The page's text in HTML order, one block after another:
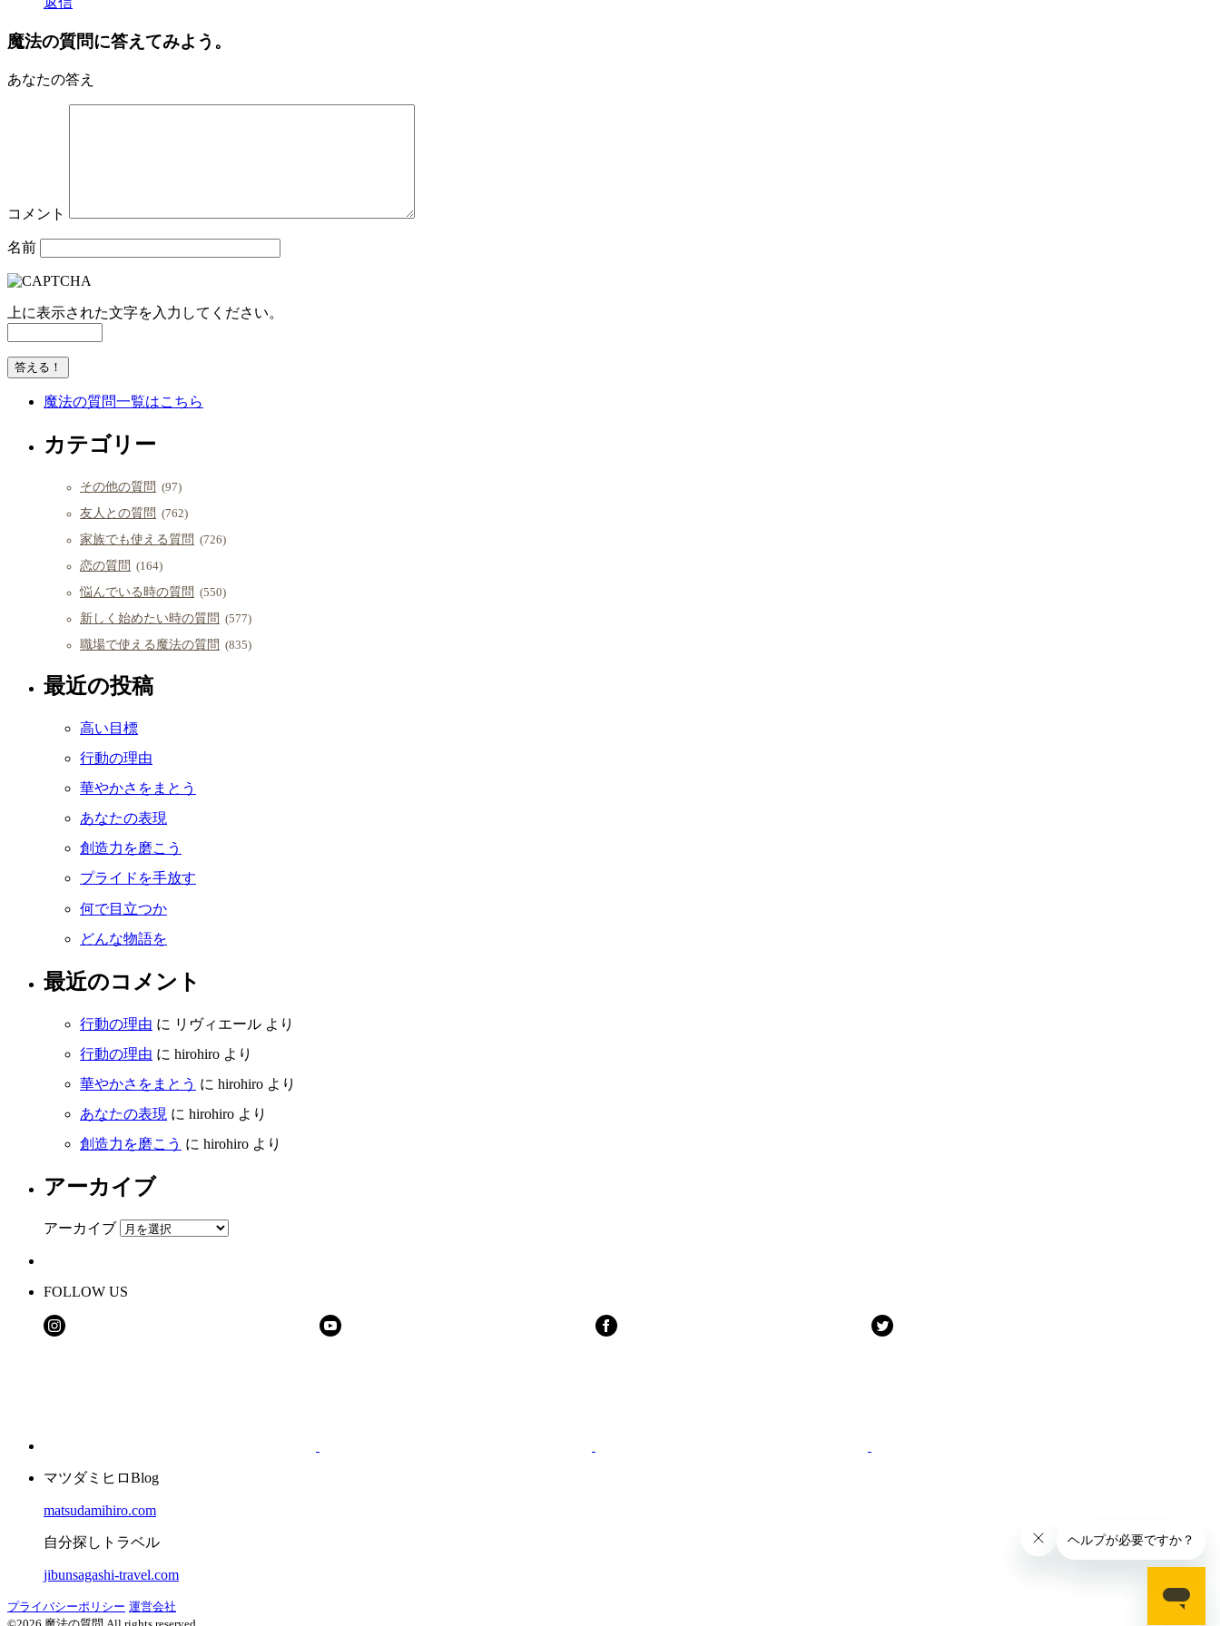
魔法の質問に答えてみよう。
あなたの答え
コメント
名前
上に表示された文字を入力してください。
魔法の質問一覧はこちら
カテゴリー
その他の質問 (97)
友人との質問 (762)
家族でも使える質問 (726)
恋の質問 (164)
悩んでいる時の質問 (550)
新しく始めたい時の質問 (577)
職場で使える魔法の質問 (835)
最近の投稿
高い目標
行動の理由
華やかさをまとう
あなたの表現
創造力を磨こう
プライドを手放す
何で目立つか
どんな物語を
最近のコメント
行動の理由 に リヴィエール より
行動の理由 に hirohiro より
華やかさをまとう に hirohiro より
あなたの表現 に hirohiro より
創造力を磨こう に hirohiro より
アーカイブ
アーカイブ
FOLLOW US
マツダミヒロBlog
matsudamihiro.com
自分探しトラベル
jibunsagashi-travel.com
プライバシーポリシー 運営会社